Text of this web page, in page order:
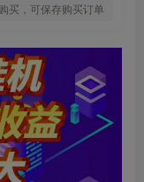
买，可保存购买订单